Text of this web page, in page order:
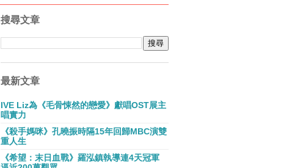
搜尋文章
最新文章
IVE Liz為《毛骨悚然的戀愛》獻唱OST展主
唱實力
《殺手媽咪》孔曉振時隔15年回歸MBC演雙
重人生
《希望：末日血戰》羅泓鎮執導連4天冠軍